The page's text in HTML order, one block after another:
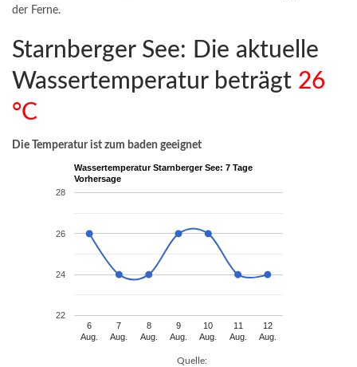
der Ferne.
Starnberger See: Die aktuelle
Wassertemperatur beträgt 26
°C
Die Temperatur ist zum baden geeignet
Wassertemperatur Starnberger See: 7 Tage
Vorhersage
6
Aug.
7
Aug.
8
Aug.
9
Aug.
10
Aug.
11
Aug.
12
Aug.
22
24
26
28
Quelle: